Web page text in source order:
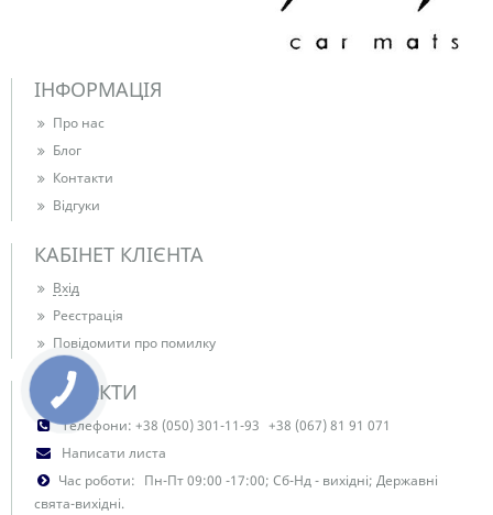
ІНФОРМАЦІЯ
Про нас
Блог
Контакти
Відгуки
КАБІНЕТ КЛІЄНТА
Вхід
Реєстрація
Повідомити про помилку
КОНТАКТИ
Телефони: +38 (050) 301-11-93 +38 (067) 81 91 071
Написати листа
Час роботи: Пн-Пт 09:00 -17:00; Сб-Нд - вихідні; Державні
свята-вихідні.
КНОПКА
ЗВ'ЯЗКУ